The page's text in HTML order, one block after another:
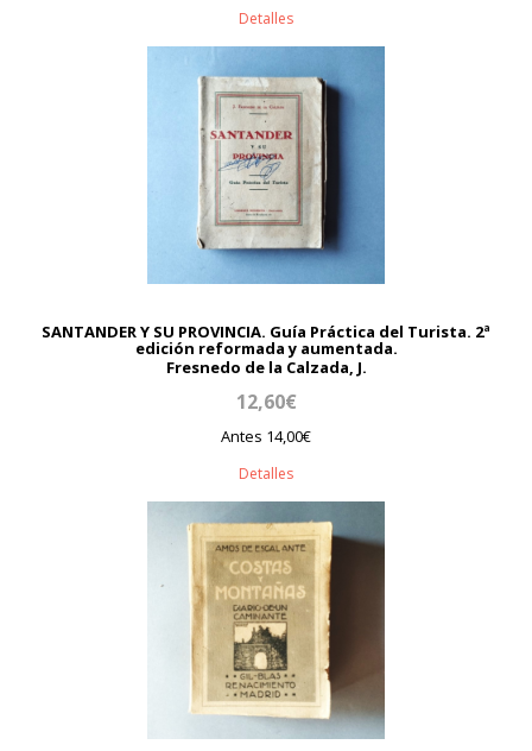
Detalles
SANTANDER Y SU PROVINCIA. Guía Práctica del Turista. 2ª
edición reformada y aumentada.
Fresnedo de la Calzada, J.
12,60€
Antes 14,00€
Detalles